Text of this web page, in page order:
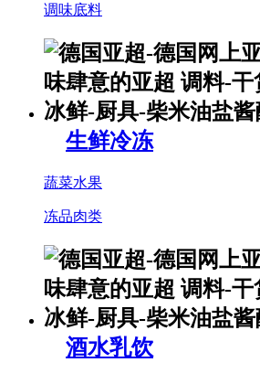
调味底料
生鲜冷冻
蔬菜水果
冻品肉类
酒水乳饮